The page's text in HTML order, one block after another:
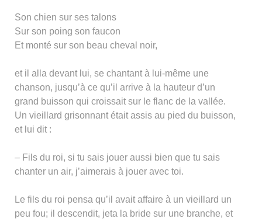
Son chien sur ses talons
Sur son poing son faucon
Et monté sur son beau cheval noir,
et il alla devant lui, se chantant à lui-même une
chanson, jusqu’à ce qu’il arrive à la hauteur d’un
grand buisson qui croissait sur le flanc de la vallée.
Un vieillard grisonnant était assis au pied du buisson,
et lui dit :
– Fils du roi, si tu sais jouer aussi bien que tu sais
chanter un air, j’aimerais à jouer avec toi.
Le fils du roi pensa qu’il avait affaire à un vieillard un
peu fou; il descendit, jeta la bride sur une branche, et